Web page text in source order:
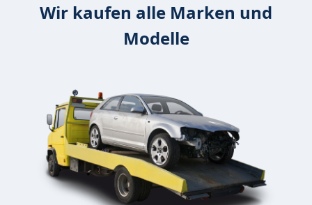
Wir kaufen alle Marken und
Modelle